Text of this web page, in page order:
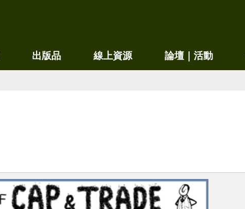
容
出版品 線上資源 論壇｜活動